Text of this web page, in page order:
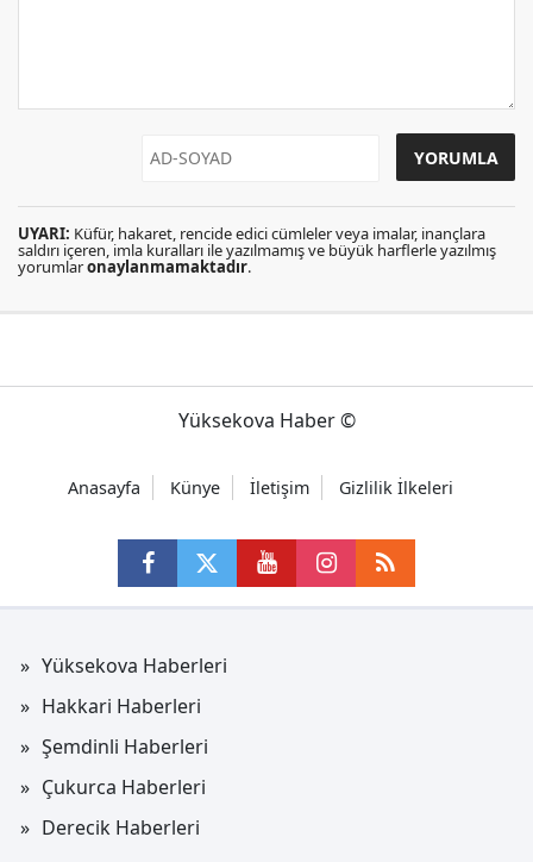
UYARI: Küfür, hakaret, rencide edici cümleler veya imalar, inançlara
saldırı içeren, imla kuralları ile yazılmamış ve büyük harflerle yazılmış
yorumlaronaylanmamaktadır.
Yüksekova Haber ©
Anasayfa Künye İletişim Gizlilik İlkeleri
Yüksekova Haberleri
Hakkari Haberleri
Şemdinli Haberleri
Çukurca Haberleri
Derecik Haberleri